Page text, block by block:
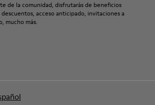
de la comunidad, disfrutarás de beneficios
acceso anticipado, invitaciones a
mucho más.